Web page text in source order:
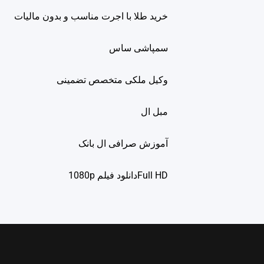
خرید طلا با اجرت مناسب و بدون مالیات
سمپاشی ساس
وکیل ملکی متخصص تضمینی
مبل ال
آموزش صرافی ال بانک
Full HDدانلود فيلم 1080p